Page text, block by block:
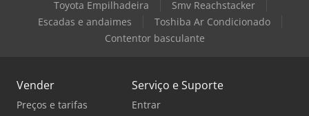
Toyota Empilhadeira
Smv Reachstacker
Escadas e andaimes
Toshiba Ar Condicionado
Contentor basculante
Vender
Preços e tarifas
Serviço e Suporte
Entrar